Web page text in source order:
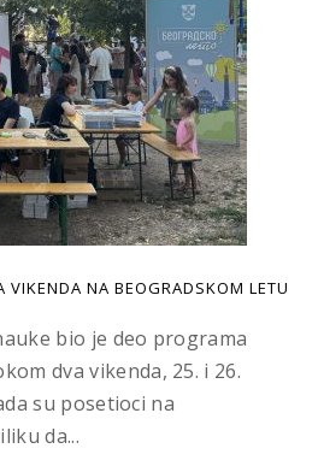
VIKENDA NA BEOGRADSKOM LETU
bio je deo programa
dva vikenda, 25. i 26.
su posetioci na
da...